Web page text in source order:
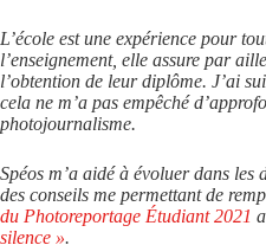
L’école est une expérience pour
l’enseignement, elle assure par
l’obtention de leur diplôme. J’ai
cela ne m’a pas empêché
photojournalisme.
Spéos m’a aidé à évoluer dans les
des conseils me permettant de
du Photoreportage Étudiant 2021
silence ».